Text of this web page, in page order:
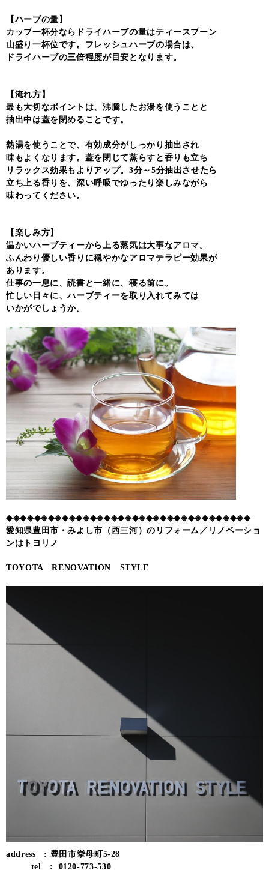
【ハーブの量】
カップ一杯分ならドライハーブの量はティースプーン
山盛り一杯位です。フレッシュハーブの場合は、
ドライハーブの三倍程度が目安となります。
【淹れ方】
最も大切なポイントは、沸騰したお湯を使うことと
抽出中は蓋を閉めることです。
熱湯を使うことで、有効成分がしっかり抽出され
味もよくなります。蓋を閉じて蒸らすと香りも立ち
リラックス効果もよりアップ。3分～5分抽出させたら
立ち上る香りを、深い呼吸でゆったり楽しみながら
味わってください。
【楽しみ方】
温かいハーブティーから上る蒸気は大事なアロマ。
ふんわり優しい香りに穏やかなアロマテラピー効果が
あります。
仕事の一息に、読書と一緒に、寝る前に。
忙しい日々に、ハーブティーを取り入れてみては
いかがでしょうか。
◆◈◆◈◆◈◆◈◆◈◆◈◆◈◆◈◆◈◆◈◆◈◆◈◆◈◆◈◆◈◆◈◆◈◆
愛知県豊田市・みよし市（西三河）のリフォーム／リノベーショ
ンはトヨリノ
TOYOTA RENOVATION STYLE
address : 豊田市挙母町5-28
tel : 0120-773-530